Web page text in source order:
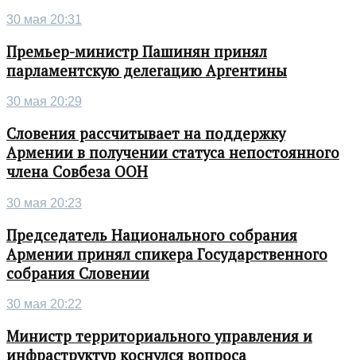
30 мая 20:31
Премьер-министр Пашинян принял
парламентскую делегацию Аргентины
30 мая 20:29
Словения рассчитывает на поддержку
Армении в получении статуса непостоянного
члена Совбеза ООН
30 мая 20:23
Председатель Национального собрания
Армении принял спикера Государственного
собрания Словении
30 мая 20:22
Министр территориального управления и
инфраструктур коснулся вопроса